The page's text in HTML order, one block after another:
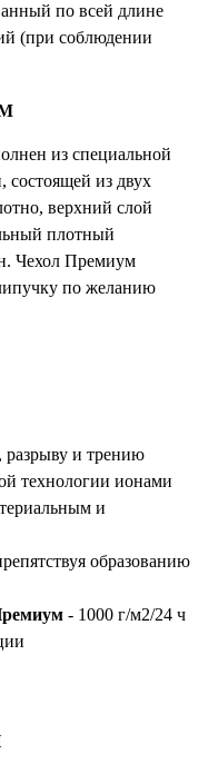
по всей длине
(при соблюдении
из специальной
из двух
верхний слой
плотный
Чехол Премиум
по желанию
разрыву и трению
технологии ионами
и
образованию
- 1000 г/м2/24 ч